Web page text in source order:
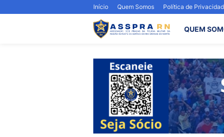
Início Quem Somos Política de
QUEM